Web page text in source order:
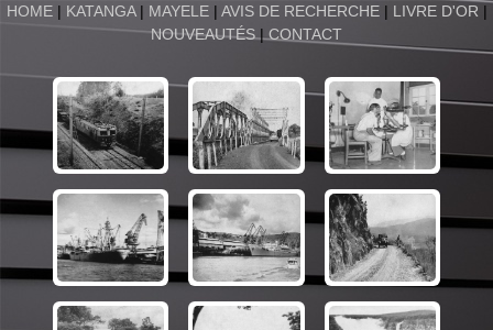
HOME | KATANGA| MAYELE| AVIS DE RECHERCHE| LIVRE D'OR |
NOUVEAUTÉS| CONTACT